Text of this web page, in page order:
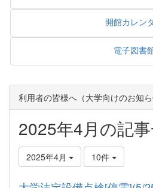
開館カレン
電子図書
利用者の皆様へ（大学向けのお知ら
2025年4月の記
2025年4月 10件